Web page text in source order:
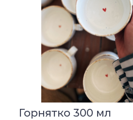
Горнятко 300 мл